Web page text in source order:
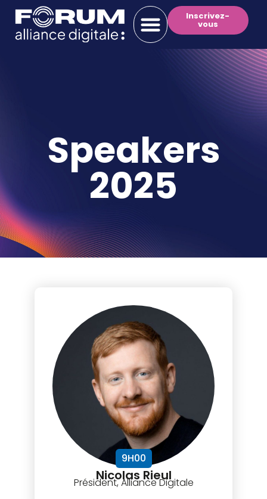
Inscrivez-
vous
Speakers
2025
9H00
Nicolas Rieul
Président, Alliance Digitale